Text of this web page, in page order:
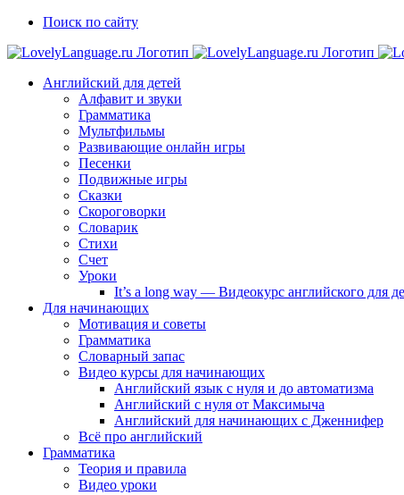
Skip
content
TelegramПоиск по сайту
Английский для детей
Алфавит и звуки
Грамматика
Мультфильмы
Развивающие онлайн игры
Песенки
Подвижные игры
Сказки
Скороговорки
Словарик
Стихи
Счет
Уроки
It’s a long way — Видеокурс английского для
Для начинающих
Мотивация и советы
Грамматика
Словарный запас
Видео курсы для начинающих
Английский язык с нуля и до автоматизма
Английский с нуля от Максимыча
Английский для начинающих с Дженнифер
Всё про английский
Грамматика
Теория и правила
Видео уроки